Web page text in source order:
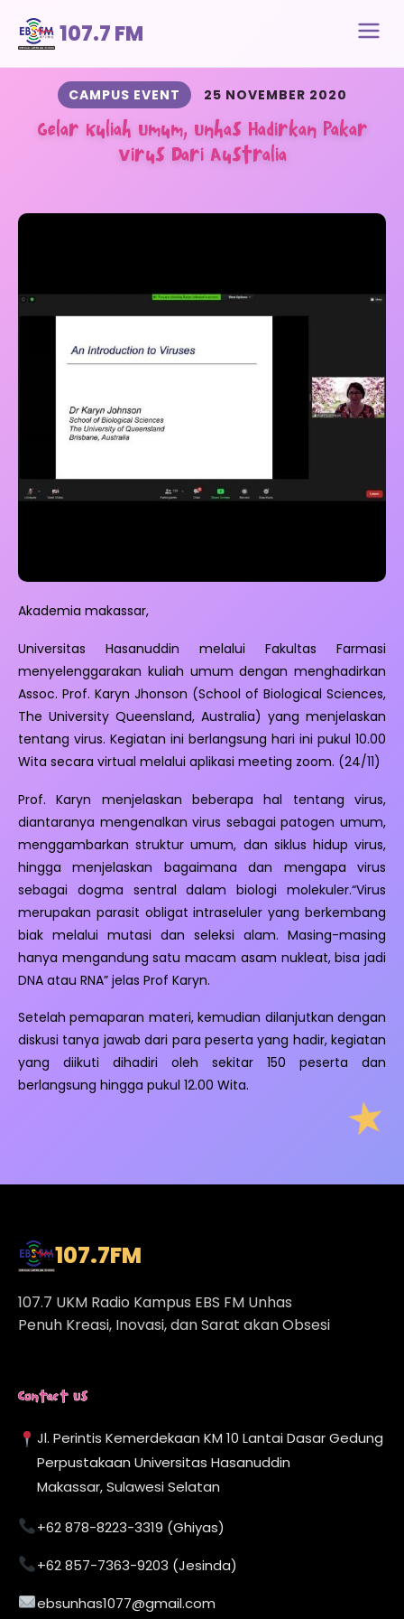
107.7 FM
CAMPUS EVENT 25 NOVEMBER 2020
Gelar Kuliah Umum, Unhas Hadirkan Pakar
Virus Dari Australia
Akademia makassar,
Universitas Hasanuddin melalui Fakultas Farmasi
menyelenggarakan kuliah umum dengan menghadirkan
Assoc. Prof. Karyn Jhonson (School of Biological Sciences,
The University Queensland, Australia) yang menjelaskan
tentang virus. Kegiatan ini berlangsung hari ini pukul 10.00
Wita secara virtual melalui aplikasi meeting zoom. (24/11)
Prof. Karyn menjelaskan beberapa hal tentang virus,
diantaranya mengenalkan virus sebagai patogen umum,
menggambarkan struktur umum, dan siklus hidup virus,
hingga menjelaskan bagaimana dan mengapa virus
sebagai dogma sentral dalam biologi molekuler.“Virus
merupakan parasit obligat intraseluler yang berkembang
biak melalui mutasi dan seleksi alam. Masing-masing
hanya mengandung satu macam asam nukleat, bisa jadi
DNA atau RNA” jelas Prof Karyn.
Setelah pemaparan materi, kemudian dilanjutkan dengan
diskusi tanya jawab dari para peserta yang hadir, kegiatan
yang diikuti dihadiri oleh sekitar 150 peserta dan
berlangsung hingga pukul 12.00 Wita.
107.7FM
107.7 UKM Radio Kampus EBS FM Unhas
Penuh Kreasi, Inovasi, dan Sarat akan Obsesi
Contact Us
Jl. Perintis Kemerdekaan KM 10 Lantai Dasar Gedung
Perpustakaan Universitas Hasanuddin
Makassar, Sulawesi Selatan
+62 878-8223-3319 (Ghiyas)
+62 857-7363-9203 (Jesinda)
ebsunhas1077@gmail.com